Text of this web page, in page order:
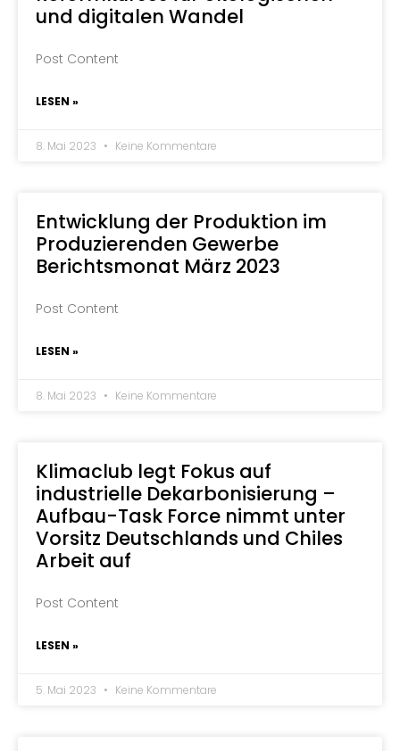
und digitalen Wandel
Post Content
LESEN »
8. Mai 2023 Keine Kommentare
Entwicklung der Produktion im
Produzierenden Gewerbe
Berichtsmonat März 2023
Post Content
LESEN »
8. Mai 2023 Keine Kommentare
Klimaclub legt Fokus auf
industrielle Dekarbonisierung –
Aufbau-Task Force nimmt unter
Vorsitz Deutschlands und Chiles
Arbeit auf
Post Content
LESEN »
5. Mai 2023 Keine Kommentare